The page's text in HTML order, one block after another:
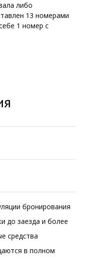
либо
13 номерами
1 номер с
бронирования
до заезда и более
средства
в полном